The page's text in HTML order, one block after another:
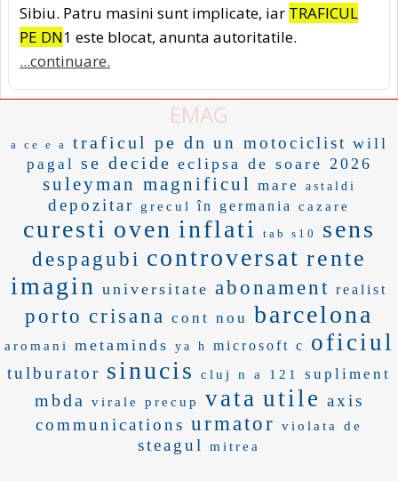
Sibiu. Patru masini sunt implicate, iar TRAFICUL
PE DN1 este blocat, anunta autoritatile.
...continuare.
EMAG
a ce e a traficul pe dn un motociclist will
pagal se decide eclipsa de soare 2026
suleyman magnificul mare astaldi
depozitar grecul în germania cazare
curesti oven inflati tab s10 sens
despagubi controversat rente
imagin universitate abonament realist
porto crisana cont nou barcelona
aromani metaminds ya h microsoft c oficiul
tulburator sinucis cluj n a 121 supliment
mbda virale precup vata utile axis
communications urmator violata de
steagul mitrea